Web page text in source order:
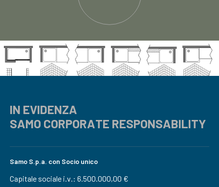
IN EVIDENZA
SAMO CORPORATE RESPONSABILITY
Samo S.p.a. con Socio unico
Capitale sociale i.v.: 6.500.000,00 €